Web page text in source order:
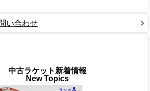
い合わせ
中古ラケット新着情報
New Topics